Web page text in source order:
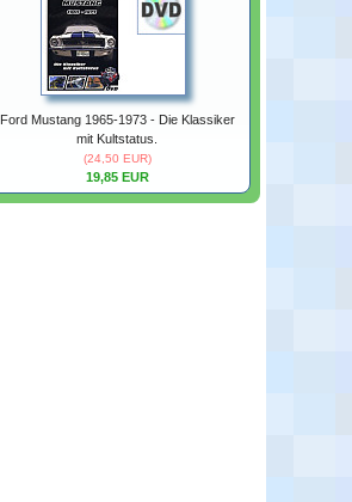
Ford Mustang 1965-1973 - Die Klassiker
mit Kultstatus.
(24,50 EUR)
19,85 EUR